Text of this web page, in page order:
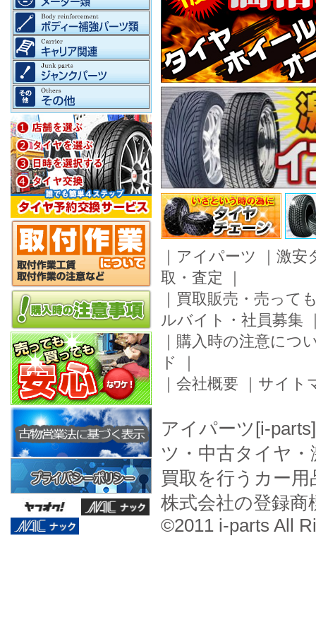
｜ アイパーツ ｜ 激安
取・査定 ｜
｜ 買取販売・売って
ルバイト・社員募集
｜ 購入時の注意につ
ド
｜
｜ 会社概要 ｜ サイト
アイパーツ[i-
ツ・中古タイヤ
買取を行うカー
株式会社の登録商
©2011 i-parts All